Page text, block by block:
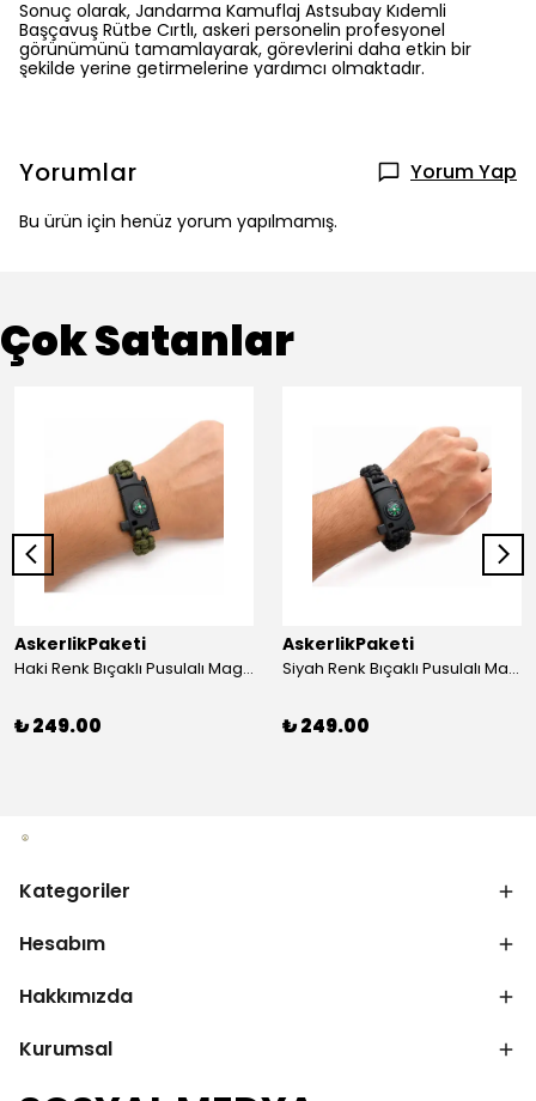
Sonuç olarak, Jandarma Kamuflaj Astsubay Kıdemli
Başçavuş Rütbe Cırtlı, askeri personelin profesyonel
görünümünü tamamlayarak, görevlerini daha etkin bir
şekilde yerine getirmelerine yardımcı olmaktadır.
Yorumlar Yorum Yap
Bu ürün için henüz yorum yapılmamış.
Çok Satanlar
AskerlikPaketi
Haki Renk Bıçaklı Pusulalı Magnezyum Çubuklu Düdüklü Paracord Bileklik
₺ 249.00
AskerlikPaketi
Siyah Renk Bıçaklı Pusulalı Magnezyum Çubuklu Düdüklü Paracord Bileklik
₺ 249.00
Kategoriler
Hesabım
Hakkımızda
Kurumsal